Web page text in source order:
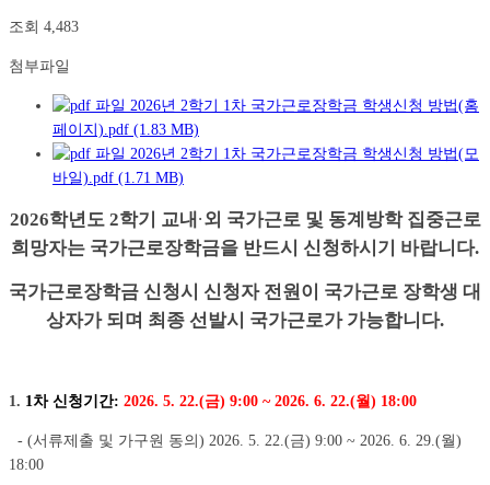
조회 4,483
첨부파일
2026년 2학기 1차 국가근로장학금 학생신청 방법(홈
페이지).pdf (1.83 MB)
2026년 2학기 1차 국가근로장학금 학생신청 방법(모
바일).pdf (1.71 MB)
2026학년도 2학기 교내 ·외 국가근로 및 동계방학 집중근로
희망자는 국가근로장학금을 반드시 신청하시기 바랍니다.
국가근로장학금 신청시 신청자 전원이 국가근로 장학생 대
상자가 되며 최종 선발시 국가근로가 가능합니다.
1. 1차 신청기간: 2026. 5. 22.(금) 9:00 ~ 2026. 6. 22.(월) 18:00
- (서류제출 및 가구원 동의) 2026. 5. 22.(금) 9:00 ~ 2026. 6. 29.(월)
18:00